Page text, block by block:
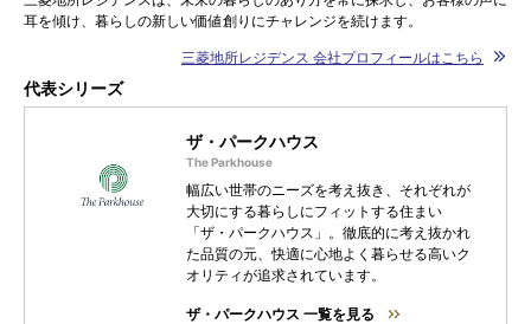
耳を傾け、暮らしの新しい価値創りにチャレンジを続けます。
三菱地所レジデンス 会社プロフィールはこちら
代表シリーズ
ザ・パークハウス
幅広い世帯のニーズを考え抜き、それぞれが
大切にする暮らしにフィットする住まい
「ザ・パークハウス」。徹底的に考え抜かれ
た品質の元、快適に心地よく暮らせる高いク
オリティが追求されています。
ザ・パークハウス 一覧を見る